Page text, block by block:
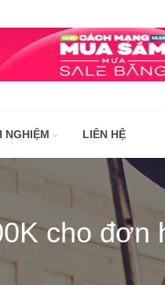
NGHIỆM LIÊN HỆ
cho đơn